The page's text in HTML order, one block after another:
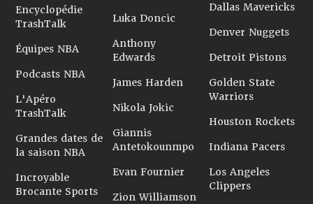
Encyclopédie
TrashTalk
Équipes NBA
Podcasts NBA
L'Apéro
TrashTalk
Grandes dates de
la saison NBA
Incroyable
Brocante Sports
Luka Doncic
Anthony
Edwards
James Harden
Nikola Jokic
Giannis
Antetokounmpo
Evan Fournier
Zion Williamson
Dallas Mavericks
Denver Nuggets
Detroit Pistons
Golden State
Warriors
Houston Rockets
Indiana Pacers
Los Angeles
Clippers